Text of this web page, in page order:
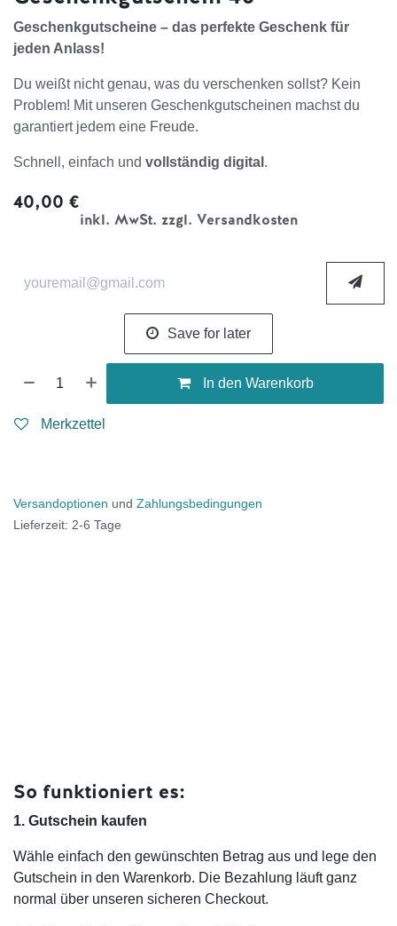
Geschenkgutscheine – das perfekte Geschenk für
jeden Anlass!
Du weißt nicht genau, was du verschenken sollst? Kein
Problem! Mit unseren Geschenkgutscheinen machst du
garantiert jedem eine Freude.
Schnell, einfach und vollständig digital .
40,00 €
inkl. MwSt. zzgl. Versandkosten
Save for later
In den Warenkorb
Merkzettel
Versandoptionen und Zahlungsbedingungen
Lieferzeit: 2-6 Tage
So funktioniert es:
1. Gutschein kaufen
Wähle einfach den gewünschten Betrag aus und lege den
Gutschein in den Warenkorb. Die Bezahlung läuft ganz
normal über unseren sicheren Checkout.